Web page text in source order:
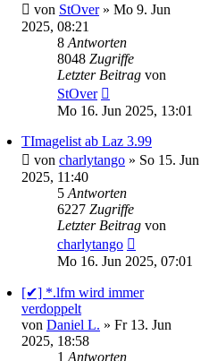
von StOver» Mo 9. Jun
2025, 08:21
8 Antworten
8048 Zugriffe
Letzter Beitrag von
StOver
Mo 16. Jun 2025, 13:01
TImagelist ab Laz 3.99
von charlytango » So 15. Jun
2025, 11:40
5 Antworten
6227 Zugriffe
Letzter Beitrag von
charlytango
Mo 16. Jun 2025, 07:01
[✔] *.lfm wird immer
verdoppelt
von Daniel L. » Fr 13. Jun
2025, 18:58
1 Antworten